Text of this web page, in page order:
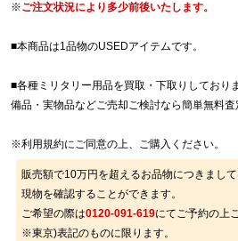
※ご注文状況により多少前後いたします。
■本商品は1品物のUSEDアイテムです。
■各種ミリタリー用品を買取・下取りしており
備品・実物品などご売却ご検討なら簡単無料査
※利用規約にご同意の上、ご購入ください。
販売額で10万円を超えるお品物につきまし
現物を確認することができます。
ご希望の際は0120-091-619にてご予約の上
※東京)表記のものに限ります。